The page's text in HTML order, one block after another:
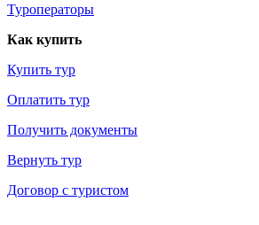
Туроператоры
Как купить
Купить тур
Оплатить тур
Получить документы
Вернуть тур
Договор с туристом